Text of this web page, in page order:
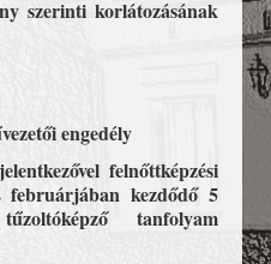
szerinti korlátozásának
engedély
felnőttképzési
februárjában kezdődő 5
tanfolyam